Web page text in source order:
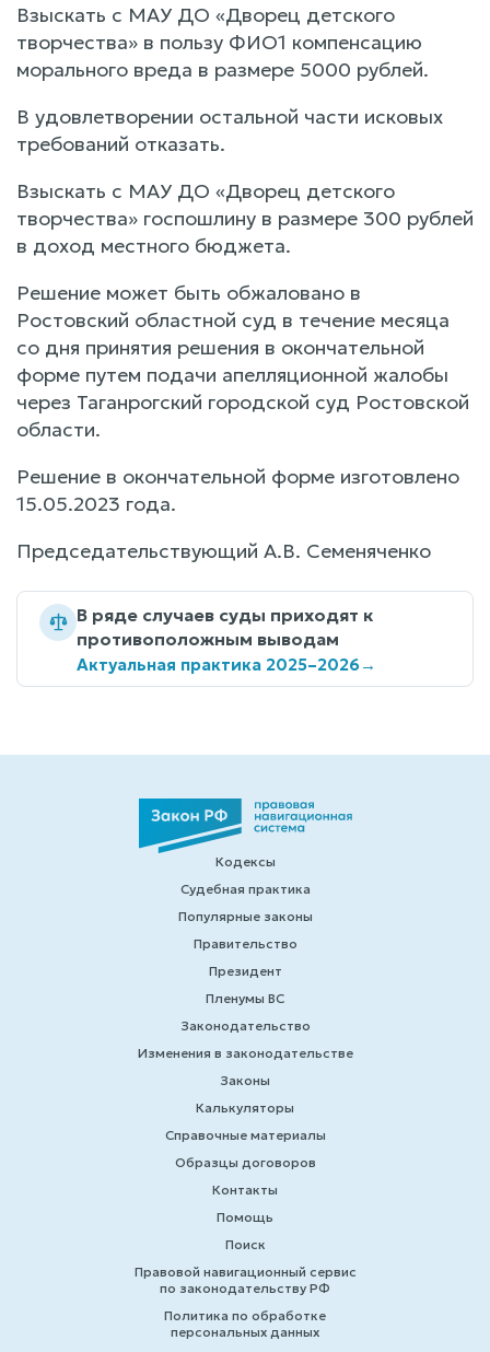
Взыскать с МАУ ДО «Дворец детского
творчества» в пользу ФИО1 компенсацию
морального вреда в размере 5000 рублей.
В удовлетворении остальной части исковых
требований отказать.
Взыскать с МАУ ДО «Дворец детского
творчества» госпошлину в размере 300 рублей
в доход местного бюджета.
Решение может быть обжаловано в
Ростовский областной суд в течение месяца
со дня принятия решения в окончательной
форме путем подачи апелляционной жалобы
через Таганрогский городской суд Ростовской
области.
Решение в окончательной форме изготовлено
15.05.2023 года.
Председательствующий А.В. Семеняченко
В ряде случаев суды приходят к
противоположным выводам
Актуальная практика 2025–2026→
Кодексы
Судебная практика
Популярные законы
Правительство
Президент
Пленумы ВС
Законодательство
Изменения в законодательстве
Законы
Калькуляторы
Справочные материалы
Образцы договоров
Контакты
Помощь
Поиск
Правовой навигационный сервис
по законодательству РФ
Политика по обработке
персональных данных